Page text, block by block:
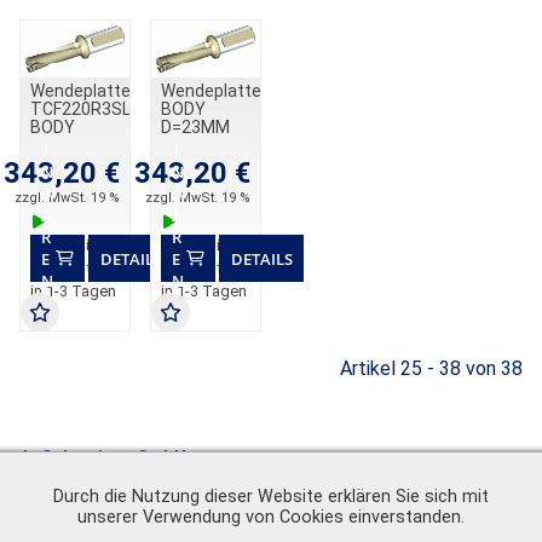
Durch die Nutzung dieser Website erklären Sie sich mit
unserer Verwendung von Cookies einverstanden.
Wendeplattenbohrer
TCF220R3SLR25MC
BODY
3XD SHANK
25MM L4
max= /
66.7780
343,20 €
zzgl. MwSt. 19 %
voraussichtlich
versandfertig
in 1-3 Tagen
N
W
A
R
E
N
K
O
DETAILS
Wendeplattenbohrer
BODY
D=23MM
25MM L4
max= /
69.8030
343,20 €
zzgl. MwSt. 19 %
voraussichtlich
versandfertig
in 1-3 Tagen
N
W
A
R
E
N
K
O
DETAILS
Artikel 25 - 38 von 38
A. Schweiger GmbH
82054 Sauerlach